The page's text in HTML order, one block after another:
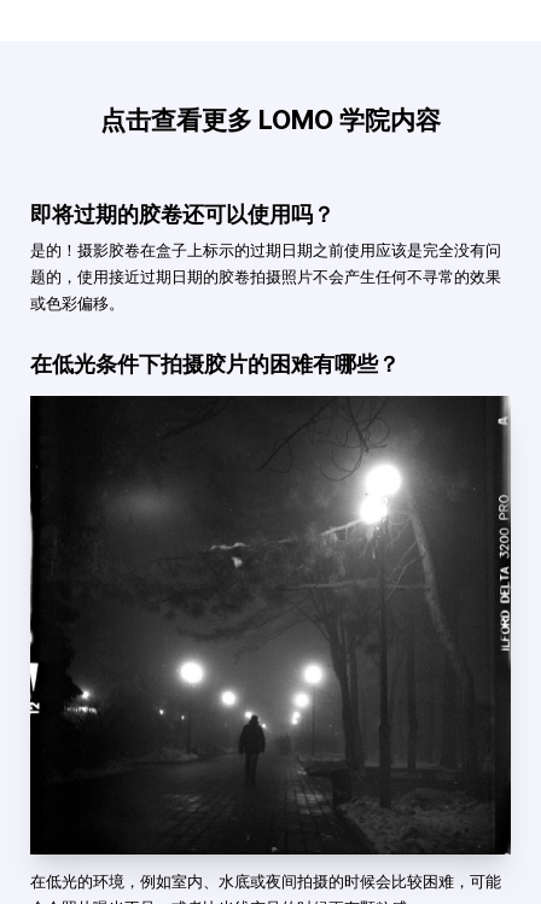
点击查看更多 LOMO 学院内容
即将过期的胶卷还可以使用吗？
是的！摄影胶卷在盒子上标示的过期日期之前使用应该是完全没有问
题的，使用接近过期日期的胶卷拍摄照片不会产生任何不寻常的效果
或色彩偏移。
在低光条件下拍摄胶片的困难有哪些？
在低光的环境，例如室内、水底或夜间拍摄的时候会比较困难，可能